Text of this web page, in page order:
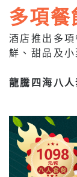
多項
酒店推出多
鮮、甜品及小
龍騰四海八